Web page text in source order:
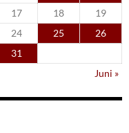
17 18
19
24 25
26
31
Juni »